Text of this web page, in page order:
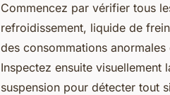
Commencez par vérifier tous
refroidissement, liquide de
des consommations
Inspectez ensuite visuellement
suspension pour détecter tout